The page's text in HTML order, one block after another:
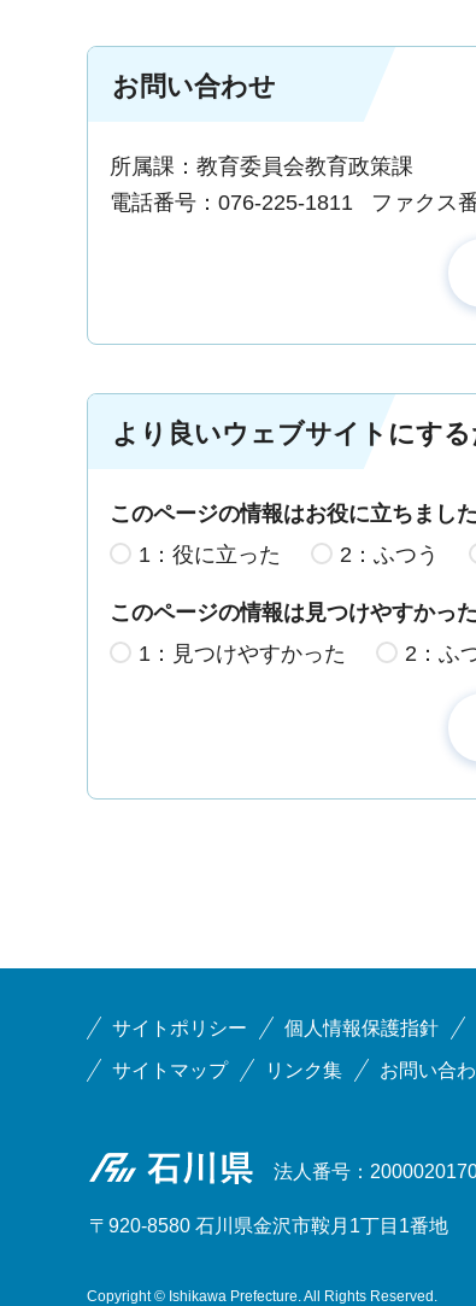
お問い合わせ
所属課：教育委員会教育政策課
電話番号：076-225-1811
ファクス
より良いウェブサイトにす
このページの情報はお役に立ちまし
1：役に立った
2：ふつう
このページの情報は見つけやすかっ
1：見つけやすかった
2：ふ
サイトポリシー 個人情報保護指針
サイトマップ リンク集 お問い合
石川県 法人番号：
〒920-8580 石川県金沢市鞍月1丁目1番地
Copyright © Ishikawa Prefecture. All Rights Reserved.